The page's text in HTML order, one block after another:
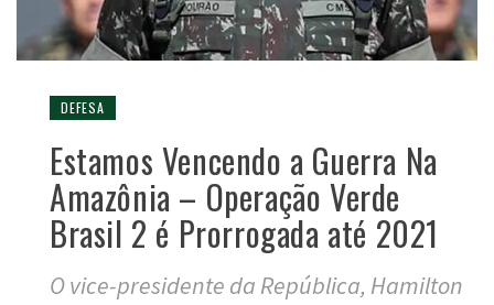
DEFESA
Estamos Vencendo a Guerra Na
Amazônia – Operação Verde
Brasil 2 é Prorrogada até 2021
O vice-presidente da República, Hamilton